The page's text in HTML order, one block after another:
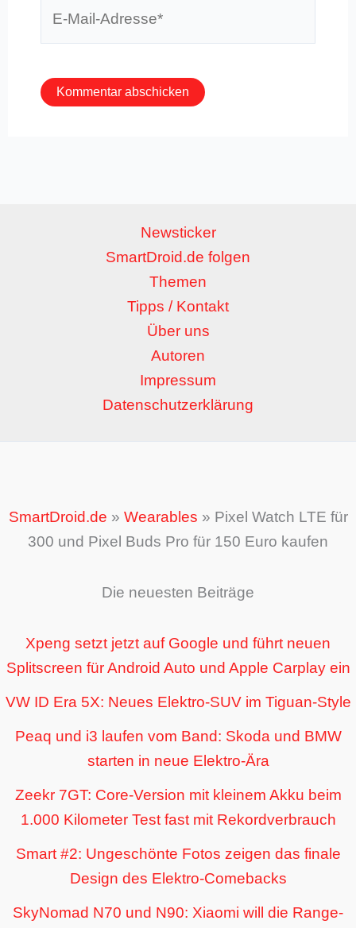
Newsticker
SmartDroid.de folgen
Themen
Tipps / Kontakt
Über uns
Autoren
Impressum
Datenschutzerklärung
SmartDroid.de » Wearables » Pixel Watch LTE für
300 und Pixel Buds Pro für 150 Euro kaufen
Die neuesten Beiträge
Xpeng setzt jetzt auf Google und führt neuen
Splitscreen für Android Auto und Apple Carplay ein
VW ID Era 5X: Neues Elektro-SUV im Tiguan-Style
Peaq und i3 laufen vom Band: Skoda und BMW
starten in neue Elektro-Ära
Zeekr 7GT: Core-Version mit kleinem Akku beim
1.000 Kilometer Test fast mit Rekordverbrauch
Smart #2: Ungeschönte Fotos zeigen das finale
Design des Elektro-Comebacks
SkyNomad N70 und N90: Xiaomi will die Range-